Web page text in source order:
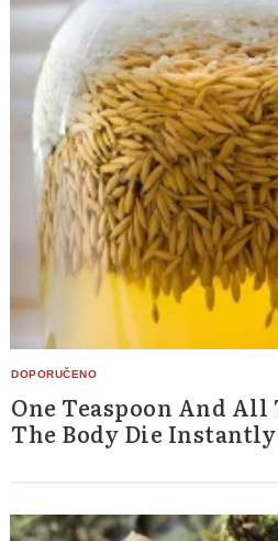
One Teaspoon And All
The Body Die Instantly